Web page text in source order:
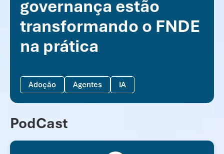
governança estão
transformando o FNDE
na prática
Adoção Agentes IA
PodCast